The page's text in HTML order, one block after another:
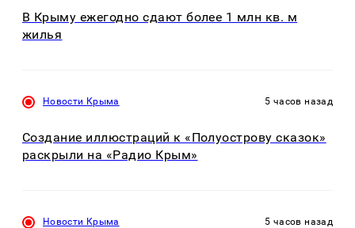
В Крыму ежегодно сдают более 1 млн кв. м
жилья
Новости Крыма 5 часов назад
Создание иллюстраций к «Полуострову сказок»
раскрыли на «Радио Крым»
Новости Крыма 5 часов назад